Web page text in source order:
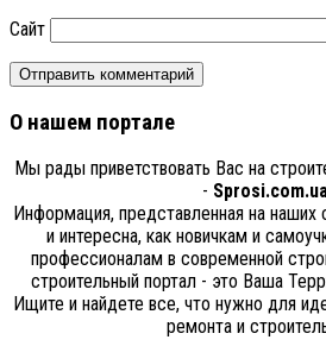
Сайт
О нашем портале
Мы рады приветствовать Вас на
-
Информация, представленная на наших
и интересна, как новичкам и
профессионалам в современной
строительный портал - это Ваша
Ищите и найдете все, что нужно для
ремонта и